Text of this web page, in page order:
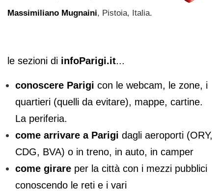
Massimiliano Mugnaini, Pistoia, Italia.
le sezioni di infoParigi.it...
conoscere Parigi con le webcam, le zone, i
quartieri (quelli da evitare), mappe, cartine.
La periferia.
come arrivare a Parigi dagli aeroporti (ORY,
CDG, BVA) o in treno, in auto, in camper
come girare per la città con i mezzi pubblici
conoscendo le reti e i vari